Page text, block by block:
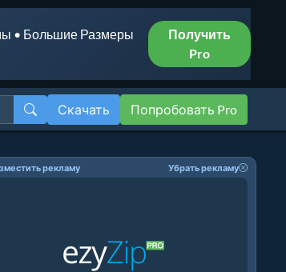
• Большие Размеры
Получить
Pro
Скачать Попробовать Pro
рекламу Убрать рекламу